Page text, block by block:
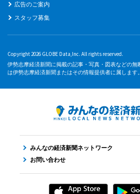
広告のご案内
スタッフ募集
Copyright 2026 GLOBE Data,Inc. All rights reserved.
伊勢志摩経済新聞に掲載の記事・写真・図表などの無
は伊勢志摩経済新聞またはその情報提供者に属します。
みんなの経済新聞ネットワーク
お問い合わせ